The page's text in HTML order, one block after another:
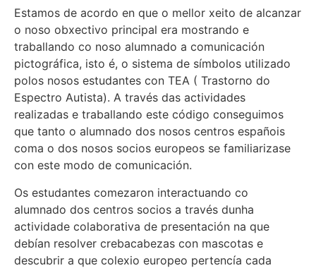
Estamos de acordo en que o mellor xeito de alcanzar
o noso obxectivo principal era mostrando e
traballando co noso alumnado a comunicación
pictográfica, isto é, o sistema de símbolos utilizado
polos nosos estudantes con TEA ( Trastorno do
Espectro Autista). A través das actividades
realizadas e traballando este código conseguimos
que tanto o alumnado dos nosos centros españois
coma o dos nosos socios europeos se familiarizase
con este modo de comunicación.
Os estudantes comezaron interactuando co
alumnado dos centros socios a través dunha
actividade colaborativa de presentación na que
debían resolver crebacabezas con mascotas e
descubrir a que colexio europeo pertencía cada